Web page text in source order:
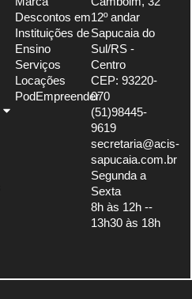
Descontos em
Instituições de
Ensino
Serviços
Locações
PodEmpreender
12º andar
Sapucaia do
Sul/RS -
Centro
CEP: 93220-
070
(51)98445-
9619
secretaria@acis-
sapucaia.com.br
Segunda a
Sexta
8h às 12h --
13h30 às 18h